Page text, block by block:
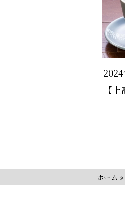
【
ホーム »